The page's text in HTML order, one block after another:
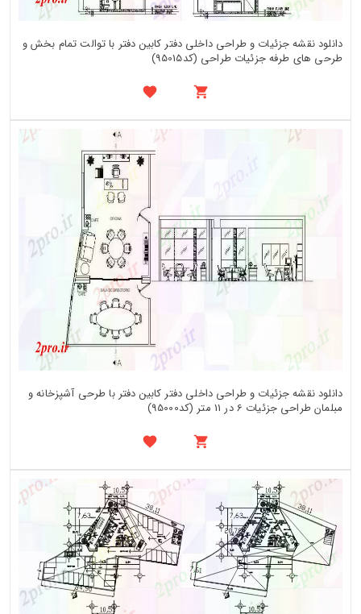
دانلود نقشه جزئیات و طراحی داخلی دفتر کابین دفتر با توالت تمام بخش و
طرحی های طرفه جزئیات طراحی (کد95015)
دانلود نقشه جزئیات و طراحی داخلی دفتر کابین دفتر با طرحی آشپزخانه و
مبلمان طراحی جزئیات 6 در 11 متر (کد95000)